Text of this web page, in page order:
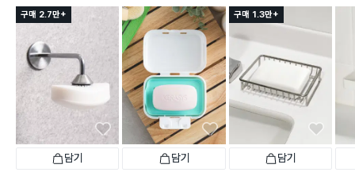
구매 2.7만+
담기 담기
구매 1.3만+
담기